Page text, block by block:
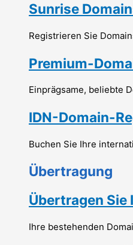
Sunrise
Registrieren Sie
Premium-
Einprägsame, beliebte
IDN-Domain-
Buchen Sie Ihre
Übertragung
Übertragen Sie
Ihre bestehenden